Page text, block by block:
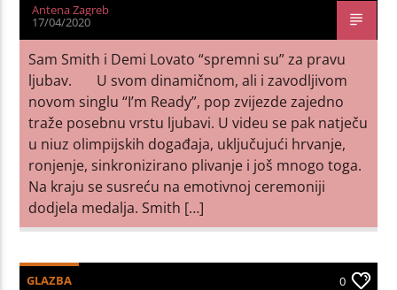
Antena Zagreb
17/04/2020
Sam Smith i Demi Lovato “spremni su” za pravu
ljubav. U svom dinamičnom, ali i zavodljivom
novom singlu “I’m Ready”, pop zvijezde zajedno
traže posebnu vrstu ljubavi. U videu se pak natječu
u niuz olimpijskih događaja, uključujući hrvanje,
ronjenje, sinkronizirano plivanje i još mnogo toga.
Na kraju se susreću na emotivnoj ceremoniji
dodjela medalja. Smith […]
GLAZBA 0